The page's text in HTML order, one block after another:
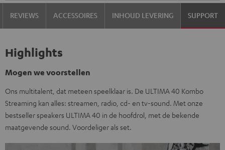
REVIEWS ACCESSOIRES INHOUD LEVERING SUPPORT
Highlights
Mogen we voorstellen
Ons multitalent, dat meteen speelklaar is. De ULTIMA 40 Kombo
Streaming kan alles: streamen, radio, cd- en tv-sound. Met onze
bestseller speakers ULTIMA 40 in de hoofdrol, met de bekende
maatgevende sound. Voordeliger als set.